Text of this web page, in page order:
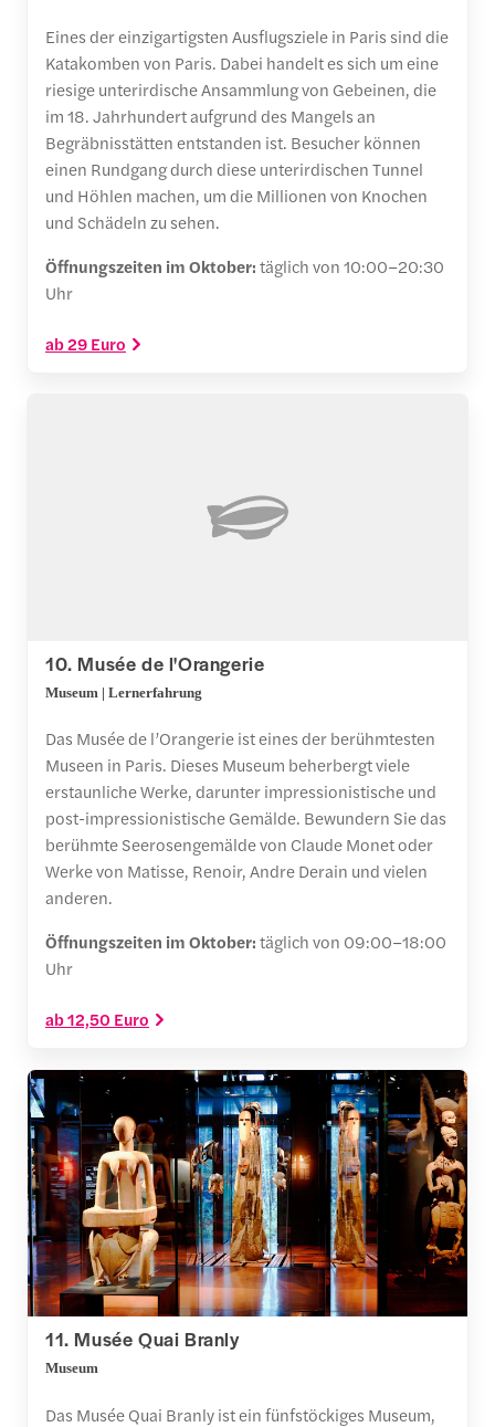
Eines der einzigartigsten Ausflugsziele in Paris sind die
Katakomben von Paris. Dabei handelt es sich um eine
riesige unterirdische Ansammlung von Gebeinen, die
im 18. Jahrhundert aufgrund des Mangels an
Begräbnisstätten entstanden ist. Besucher können
einen Rundgang durch diese unterirdischen Tunnel
und Höhlen machen, um die Millionen von Knochen
und Schädeln zu sehen.
Öffnungszeiten im Oktober:täglich von 10:00–20:30
Uhr
ab 29 Euro
10. Musée de l'Orangerie
Museum | Lernerfahrung
Das Musée de l’Orangerie ist eines der berühmtesten
Museen in Paris. Dieses Museum beherbergt viele
erstaunliche Werke, darunter impressionistische und
post-impressionistische Gemälde. Bewundern Sie das
berühmte Seerosengemälde von Claude Monet oder
Werke von Matisse, Renoir, Andre Derain und vielen
anderen.
Öffnungszeiten im Oktober:täglich von 09:00–18:00
Uhr
ab 12,50 Euro
11. Musée Quai Branly
Museum
Das Musée Quai Branly ist ein fünfstöckiges Museum,